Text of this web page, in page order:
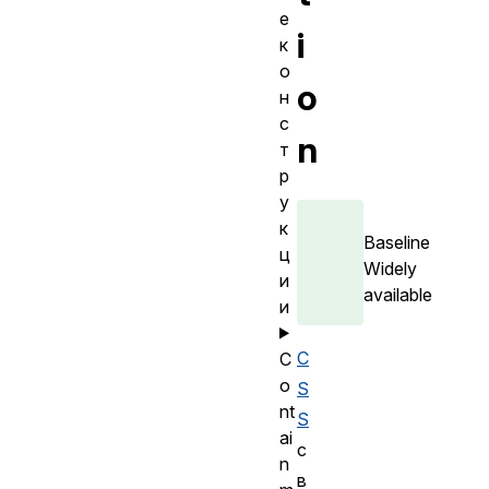
i
o
n
Baseline
Widely
available
C
S
S
с
в
е
к
о
н
с
т
р
у
к
ц
и
и
C
o
nt
ai
n